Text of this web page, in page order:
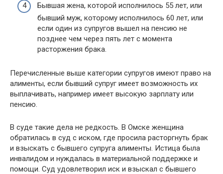
Бывшая жена, которой исполнилось 55 лет, или
бывший муж, которому исполнилось 60 лет, или
если один из супругов вышел на пенсию не
позднее чем через пять лет с момента
расторжения брака.
Перечисленные выше категории супругов имеют право на
алименты, если бывший супруг имеет возможность их
выплачивать, например имеет высокую зарплату или
пенсию.
В суде такие дела не редкость. В Омске женщина
обратилась в суд с иском, где просила расторгнуть брак
и взыскать с бывшего супруга алименты. Истица была
инвалидом и нуждалась в материальной поддержке и
помощи. Суд удовлетворил иск и взыскал с бывшего